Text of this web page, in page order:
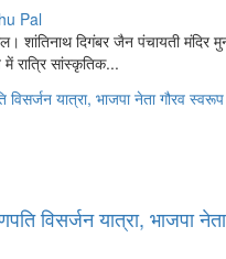
Pal
शांतिनाथ दिगंबर जैन पंचायती मंदिर
में रात्रि सांस्कृतिक...
विसर्जन यात्रा, भाजपा